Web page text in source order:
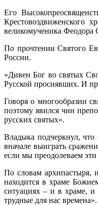
Его
Крестовоздвиженского
великомученика Феодора
По прочтении Святого
России.
«Дивен Бог во святых
Русской просиявших. И
Говоря о многообразии
поэтому явился чин
русских святых».
Владыка подчеркнул,
вначале выиграть
если мы преодолеваем
По словам архипастыря,
находится в храме
ситуациях – и в храме,
трудные для нас времена».